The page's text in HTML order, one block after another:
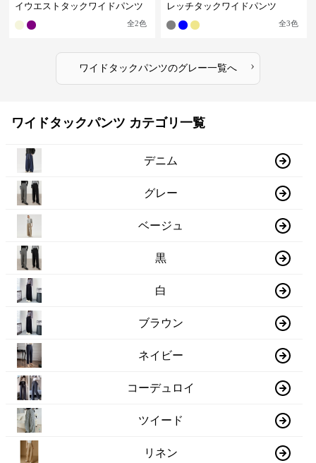
イウエストタックワイドパンツ
全2色
レッチタックワイドパンツ
全3色
ワイドタックパンツのグレー一覧へ ›
ワイドタックパンツ カテゴリ一覧
デニム
グレー
ベージュ
黒
白
ブラウン
ネイビー
コーデュロイ
ツイード
リネン